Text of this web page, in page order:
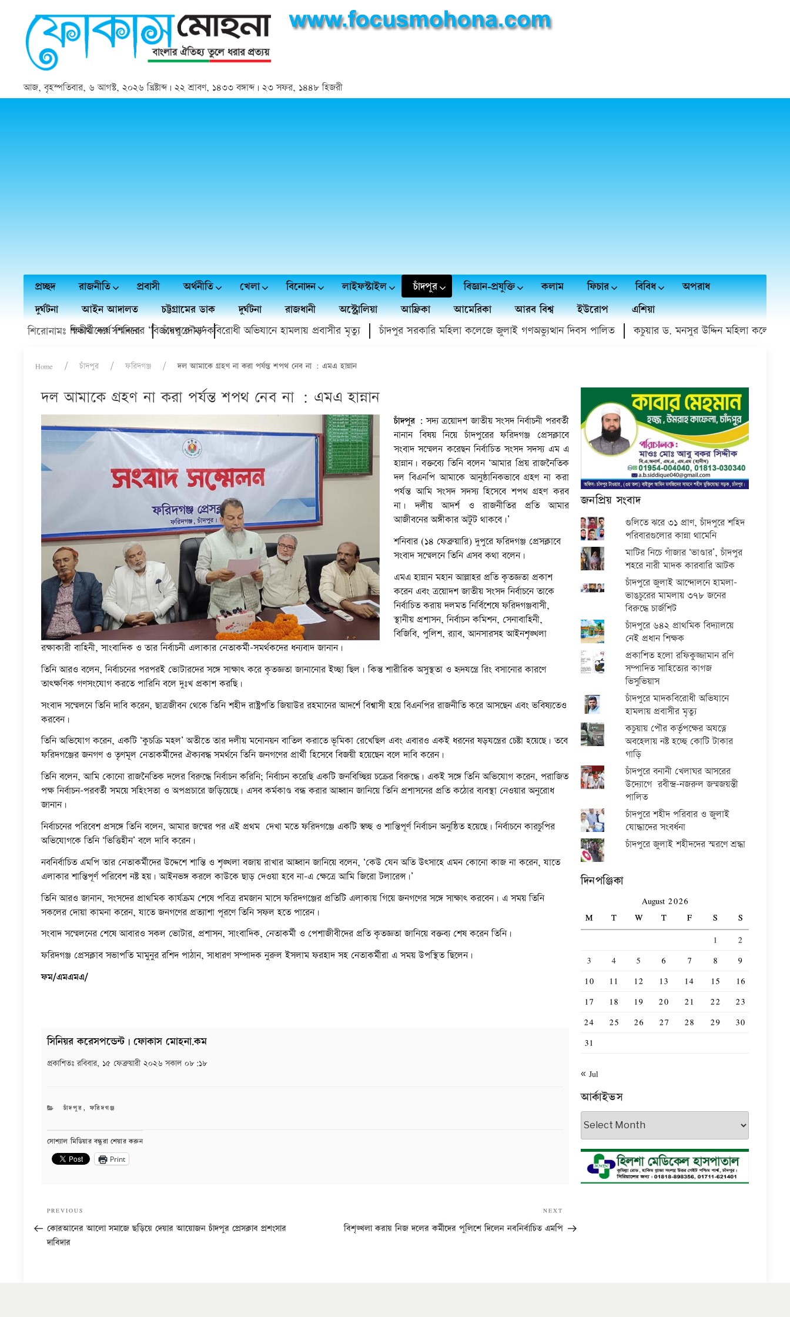
আজ, বৃহস্পতিবার, ৬ আগস্ট, ২০২৬ খ্রিষ্টাব্দ | ২২ শ্রাবণ, ১৪৩৩ বঙ্গাব্দ | ২৩ সফর, ১৪৪৮ হিজরী
প্রচ্ছদ রাজনীতি প্রবাসী অর্থনীতি খেলা বিনোদন লাইফস্টাইল চাঁদপুর বিজ্ঞান-প্রযুক্তি কলাম ফিচার বিবিধ
অপরাধ
দুর্ঘটনা
আইন আদালত চট্টগ্রামের ডাক দুর্ঘটনা রাজধানী অস্ট্রোলিয়া আফ্রিকা আমেরিকা আরব বিশ্ব ইউরোপ
এশিয়া
শিরোনামঃ
প্রাপ্ত শিক্ষার্থীদের সম্মাননা চাঁদপুরে মাদকবিরোধী অভিযানে হামলায় প্রবাসীর মৃত্যু চাঁদপুর সরকারি মহিলা কলেজে জুলাই গণঅভ্যুত্থান দিবস পালিত কচুয়ার ড. মনসুর উদ্দিন মহিলা কলেজে
দ্বিতীয় বর্ষে শিবিরের ‘বিজয়ের দৌড়’
Home চাঁদপুর ফরিদগঞ্জ দল আমাকে গ্রহণ না করা পর্যন্ত শপথ নেব না : এমএ হান্নান
দল আমাকে গ্রহণ না করা পর্যন্ত শপথ নেব না : এমএ হান্নান
চাঁদপুর :সদ্য ত্রয়োদশ জাতীয় সংসদ নির্বাচনী পরবর্তী
নানান বিষয় নিয়ে চাঁদপুরের ফরিদগঞ্জ প্রেসক্লাবে
সংবাদ সম্মেলন করেছন নির্বাচিত সংসদ সদস্য এম এ
হান্নান। বক্তব্যে তিনি বলেন ‘আমার প্রিয় রাজনৈতিক
দল বিএনপি আমাকে আনুষ্ঠানিকভাবে গ্রহণ না করা
পর্যন্ত আমি সংসদ সদস্য হিসেবে শপথ গ্রহণ করব
না। দলীয় আদর্শ ও রাজনীতির প্রতি আমার
আজীবনের অঙ্গীকার অটুট থাকবে।’
শনিবার (১৪ ফেব্রুয়ারি) দুপুরে ফরিদগঞ্জ প্রেসক্লাবে
সংবাদ সম্মেলনে তিনি এসব কথা বলেন।
এমএ হান্নান মহান আল্লাহর প্রতি কৃতজ্ঞতা প্রকাশ
করেন এবং ত্রয়োদশ জাতীয় সংসদ নির্বাচনে তাকে
নির্বাচিত করায় দলমত নির্বিশেষে ফরিদগঞ্জবাসী,
স্থানীয় প্রশাসন, নির্বাচন কমিশন, সেনাবাহিনী,
বিজিবি, পুলিশ, র‌্যাব, আনসারসহ আইনশৃঙ্খলা
রক্ষাকারী বাহিনী, সাংবাদিক ও তার নির্বাচনী এলাকার নেতাকর্মী-সমর্থকদের ধন্যবাদ জানান।
তিনি আরও বলেন, নির্বাচনের পরপরই ভোটারদের সঙ্গে সাক্ষাৎ করে কৃতজ্ঞতা জানানোর ইচ্ছা ছিল। কিন্তু শারীরিক অসুস্থতা ও হৃদযন্ত্রে রিং বসানোর কারণে
তাৎক্ষণিক গণসংযোগ করতে পারিনি বলে দুঃখ প্রকাশ করছি।
সংবাদ সম্মেলনে তিনি দাবি করেন, ছাত্রজীবন থেকে তিনি শহীদ রাষ্ট্রপতি জিয়াউর রহমানের আদর্শে বিশ্বাসী হয়ে বিএনপির রাজনীতি করে আসছেন এবং ভবিষ্যতেও
করবেন।
তিনি অভিযোগ করেন, একটি ‘কুচক্রি মহল’ অতীতে তার দলীয় মনোনয়ন বাতিল করাতে ভূমিকা রেখেছিল এবং এবারও একই ধরনের ষড়যন্ত্রের চেষ্টা হয়েছে। তবে
ফরিদগঞ্জের জনগণ ও তৃণমূল নেতাকর্মীদের ঐক্যবদ্ধ সমর্থনে তিনি জনগণের প্রার্থী হিসেবে বিজয়ী হয়েছেন বলে দাবি করেন।
তিনি বলেন, আমি কোনো রাজনৈতিক দলের বিরুদ্ধে নির্বাচন করিনি; নির্বাচন করেছি একটি জনবিচ্ছিন্ন চক্রের বিরুদ্ধে। একই সঙ্গে তিনি অভিযোগ করেন, পরাজিত
পক্ষ নির্বাচন-পরবর্তী সময়ে সহিংসতা ও অপপ্রচারে জড়িয়েছে। এসব কর্মকাণ্ড বন্ধ করার আহ্বান জানিয়ে তিনি প্রশাসনের প্রতি কঠোর ব্যবস্থা নেওয়ার অনুরোধ
জানান।
নির্বাচনের পরিবেশ প্রসঙ্গে তিনি বলেন, আমার জন্মের পর এই প্রথম দেখা মতে ফরিদগঞ্জে একটি স্বচ্ছ ও শান্তিপূর্ণ নির্বাচন অনুষ্ঠিত হয়েছে। নির্বাচনে কারচুপির
অভিযোগকে তিনি ‘ভিত্তিহীন’ বলে দাবি করেন।
নবনির্বাচিত এমপি তার নেতাকর্মীদের উদ্দেশে শান্তি ও শৃঙ্খলা বজায় রাখার আহ্বান জানিয়ে বলেন, ‘কেউ যেন অতি উৎসাহে এমন কোনো কাজ না করেন, যাতে
এলাকার শান্তিপূর্ণ পরিবেশ নষ্ট হয়। আইনভঙ্গ করলে কাউকে ছাড় দেওয়া হবে না-এ ক্ষেত্রে আমি জিরো টলারেন্স।’
তিনি আরও জানান, সংসদের প্রাথমিক কার্যক্রম শেষে পবিত্র রমজান মাসে ফরিদগঞ্জের প্রতিটি এলাকায় গিয়ে জনগণের সঙ্গে সাক্ষাৎ করবেন। এ সময় তিনি
সকলের দোয়া কামনা করেন, যাতে জনগণের প্রত্যাশা পূরণে তিনি সফল হতে পারেন।
সংবাদ সম্মেলনের শেষে আবারও সকল ভোটার, প্রশাসন, সাংবাদিক, নেতাকর্মী ও পেশাজীবীদের প্রতি কৃতজ্ঞতা জানিয়ে বক্তব্য শেষ করেন তিনি।
ফরিদগঞ্জ প্রেসক্লাব সভাপতি মামুনুর রশিদ পাঠান, সাধারণ সম্পাদক নুরুল ইসলাম ফরহাদ সহ নেতাকর্মীরা এ সময় উপস্থিত ছিলেন।
ফম/এমএমএ/
সিনিয়র করেসপন্ডেন্ট | ফোকাস মোহনা.কম
প্রকাশিতঃরবিবার, ১৫ ফেব্রুয়ারী ২০২৬ সকাল ০৮:১৮
CATEGORIES
চাঁদপুর ,ফরিদগঞ্জ
সোশ্যাল মিডিয়ার বন্ধুরা শেয়ার করুন
Print
Post
navigation
Previous
Post
PREVIOUS
কোরআনের আলো সমাজে ছড়িয়ে দেয়ার আয়োজন চাঁদপুর প্রেসক্লাব প্রশংসার
দাবিদার
Post
NEXT
বিশৃঙ্খলা করায় নিজ দলের কর্মীদের পুলিশে দিলেন নবনির্বাচিত এমপি
জনপ্রিয় সংবাদ
গুলিতে ঝরে ৩১ প্রাণ, চাঁদপুরে শহিদ
পরিবারগুলোর কান্না থামেনি
মাটির নিচে গাঁজার ‘ভাণ্ডার’, চাঁদপুর
শহরে নারী মাদক কারবারি আটক
চাঁদপুরে জুলাই আন্দোলনে হামলা-
ভাঙচুরের মামলায় ৩৭৮ জনের
বিরুদ্ধে চার্জশিট
চাঁদপুরে ৬৪২ প্রাথমিক বিদ্যালয়ে
নেই প্রধান শিক্ষক
প্রকাশিত হলো রফিকুজ্জামান রণি
সম্পাদিত সাহিত্যের কাগজ
ভিসুভিয়াস
চাঁদপুরে মাদকবিরোধী অভিযানে
হামলায় প্রবাসীর মৃত্যু
কচুয়ায় পৌর কর্তৃপক্ষের অযত্নে
অবহেলায় নষ্ট হচ্ছে কোটি টাকার
গাড়ি
চাঁদপুরে বনানী খেলাঘর আসরের
উদ্যোগে রবীন্দ্র-নজরুল জন্মজয়ন্তী
পালিত
চাঁদপুরে শহীদ পরিবার ও জুলাই
যোদ্ধাদের সংবর্ধনা
চাঁদপুরে জুলাই শহীদদের স্মরণে শ্রদ্ধা
দিনপঞ্জিকা
August 2026
M
T W T F S
S
1
2
3
4 5 6 7 8
9
10
11 12 13 14 15
16
17
18 19 20 21 22
23
24
25 26 27 28 29
30
31
« Jul
আর্কাইভস
আর্কাইভস